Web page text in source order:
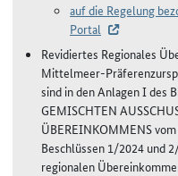
auf die Regelung
Portal
Revidiertes Regionales
Mittelmeer-
sind in den Anlagen I des
GEMISCHTEN
ÜBEREINKOMMENS
Beschlüssen 1/2024 und
regionalen